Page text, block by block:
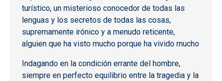
turístico, un misterioso conocedor de todas las
lenguas y los secretos de todas las cosas,
supremamente irónico y a menudo reticente,
alguien que ha visto mucho porque ha vivido mucho
Indagando en la condición errante del hombre,
siempre en perfecto equilibrio entre la tragedia y la